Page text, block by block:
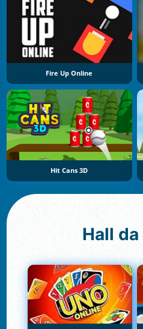
Fire Up Online
Hit Cans 3D
Hall da